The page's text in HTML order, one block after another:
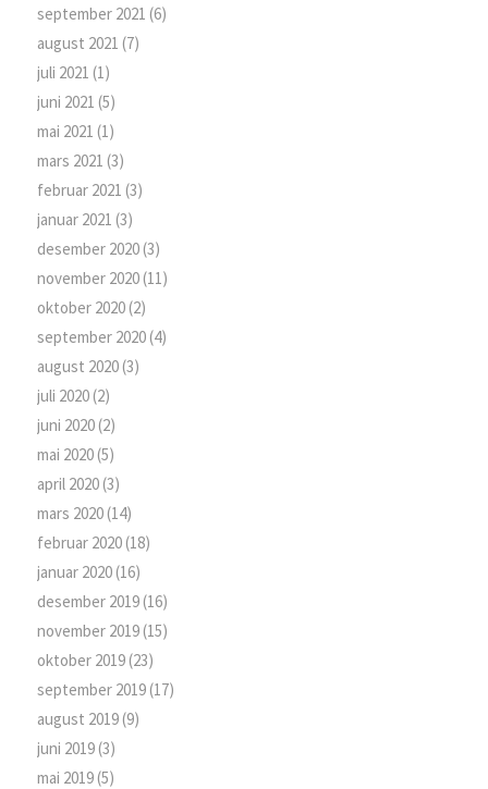
september 2021 (6)
august 2021 (7)
juli 2021 (1)
juni 2021 (5)
mai 2021 (1)
mars 2021 (3)
februar 2021 (3)
januar 2021 (3)
desember 2020(3)
november 2020(11)
oktober 2020(2)
september 2020(4)
august 2020(3)
juli 2020(2)
juni 2020(2)
mai 2020(5)
april 2020(3)
mars 2020(14)
februar 2020(18)
januar 2020(16)
desember 2019(16)
november 2019(15)
oktober 2019(23)
september 2019(17)
august 2019(9)
juni 2019(3)
mai 2019(5)